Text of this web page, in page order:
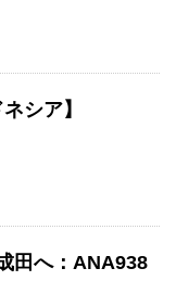
シア】
田へ：ANA938